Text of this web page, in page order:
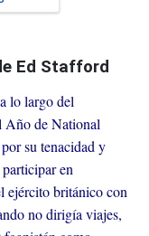
Ed Stafford
lo largo del
Año de National
su tenacidad y
en
ejército británico con
no dirigía viajes,